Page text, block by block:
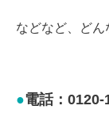
などなど、どん
電話：0120-